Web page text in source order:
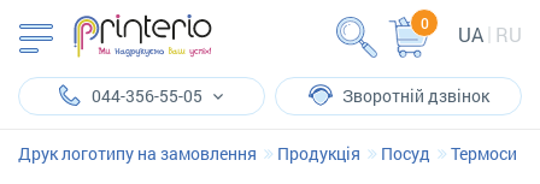
UA RU
0
044-356-55-05 Зворотній дзвінок
Друк логотипу на замовлення Продукція Посуд Термоси